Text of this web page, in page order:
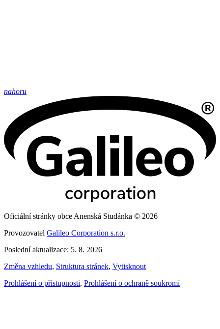
nahoru
Oficiální stránky obce Anenská Studánka © 2026
Provozovatel Galileo Corporation s.r.o.
Poslední aktualizace: 5. 8. 2026
Změna vzhledu, Struktura stránek, Vytisknout
Prohlášení o přístupnosti, Prohlášení o ochraně soukromí